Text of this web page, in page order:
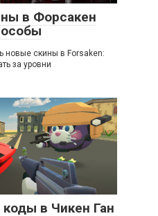
в Форсакен
новые скины в Forsaken:
за уровни
в Чикен Ган